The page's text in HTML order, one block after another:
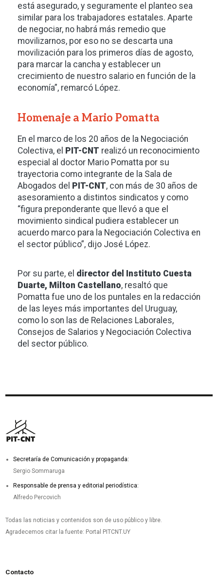
está asegurado, y seguramente el planteo sea
similar para los trabajadores estatales. Aparte
de negociar, no habrá más remedio que
movilizarnos, por eso no se descarta una
movilización para los primeros días de agosto,
para marcar la cancha y establecer un
crecimiento de nuestro salario en función de la
economía”, remarcó López.
Homenaje a Mario Pomatta
En el marco de los 20 años de la Negociación
Colectiva, el PIT-CNT realizó un reconocimiento
especial al doctor Mario Pomatta por su
trayectoria como integrante de la Sala de
Abogados del PIT-CNT, con más de 30 años de
asesoramiento a distintos sindicatos y como
“figura preponderante que llevó a que el
movimiento sindical pudiera establecer un
acuerdo marco para la Negociación Colectiva en
el sector público”, dijo José López.
Por su parte, el director del Instituto Cuesta
Duarte, Milton Castellano, resaltó que
Pomatta fue uno de los puntales en la redacción
de las leyes más importantes del Uruguay,
como lo son las de Relaciones Laborales,
Consejos de Salarios y Negociación Colectiva
del sector público.
Secretaría de Comunicación y propaganda:
Sergio Sommaruga
Responsable de prensa y editorial periodística:
Alfredo Percovich
Todas las noticias y contenidos son de uso público y libre.
Agradecemos citar la fuente: Portal PITCNT.UY
Contacto